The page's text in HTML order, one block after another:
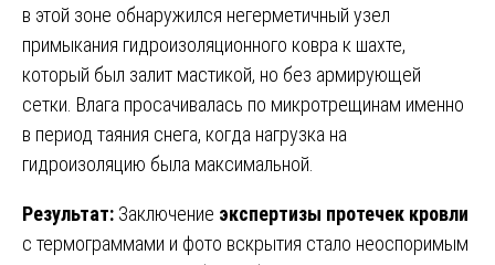
в этой зоне обнаружился негерметичный узел
примыкания гидроизоляционного ковра к шахте,
который был залит мастикой, но без армирующей
сетки. Влага просачивалась по микротрещинам именно
в период таяния снега, когда нагрузка на
гидроизоляцию была максимальной.
Результат: Заключение экспертизы протечек кровли
с термограммами и фото вскрытия стало неоспоримым